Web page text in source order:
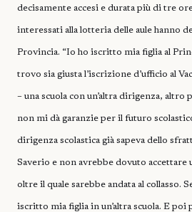
decisamente accesi e durata più di tre
interessati alla lotteria delle aule hanno
Provincia. “Io ho iscritto mia figlia al
trovo sia giusta l’iscrizione d’ufficio al
– una scuola con un’altra dirigenza, altro
non mi dà garanzie per il futuro
dirigenza scolastica già sapeva dello
Saverio e non avrebbe dovuto
oltre il quale sarebbe andata al collasso.
iscritto mia figlia in un’altra scuola. E poi